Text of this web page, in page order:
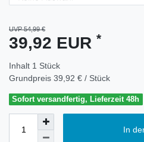
UVP 54,99 €
39,92 EUR *
Inhalt 1 Stück
Grundpreis 39,92 € / Stück
Sofort versandfertig, Lieferzeit 48h
In